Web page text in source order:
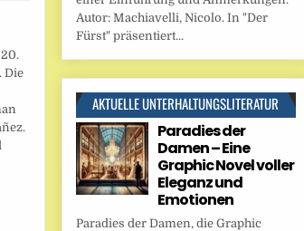
Die
Autor: Machiavelli, Nicolo. In "Der
Fürst" präsentiert...
AKTUELLE UNTERHALTUNGSLITERATUR
Paradies der
Damen – Eine
Graphic Novel voller
Eleganz und
Emotionen
Paradies der Damen, die Graphic